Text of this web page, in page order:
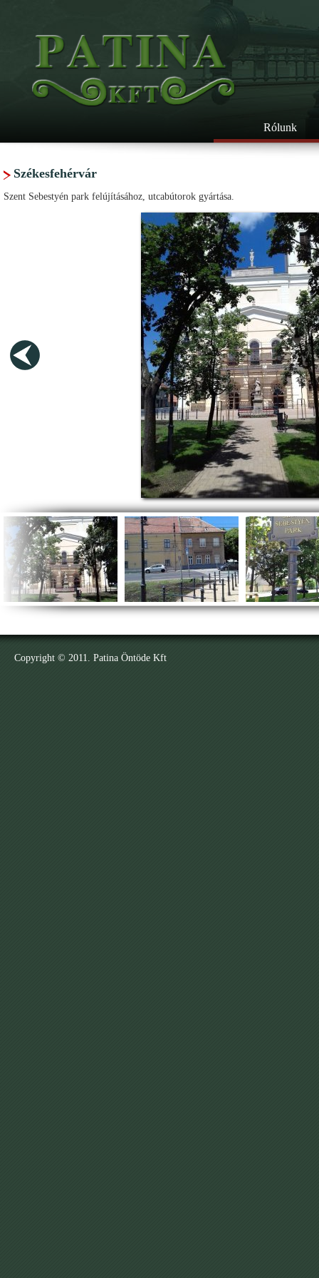
Rólunk
Székesfehérvár
Szent Sebestyén park felújításához, utcabútorok gyártása.
Copyright © 2011. Patina Öntöde Kft